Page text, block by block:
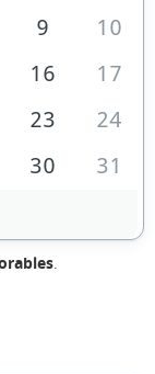
9
10
16
17
23
24
30 31
.